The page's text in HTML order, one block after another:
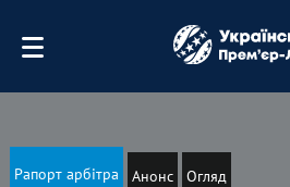
Рапорт арбітра Анонс Огляд